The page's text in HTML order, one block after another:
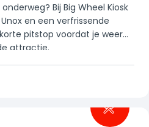
Bij Big Wheel Kiosk
en een verfrissende
pitstop voordat je weer
attractie.